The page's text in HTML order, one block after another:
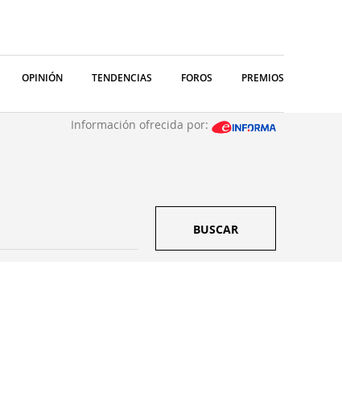
OPINIÓN TENDENCIAS FOROS PREMIOS
Información ofrecida por:
BUSCAR